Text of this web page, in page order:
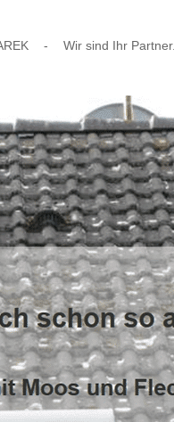
- Wir sind Ihr Partner.